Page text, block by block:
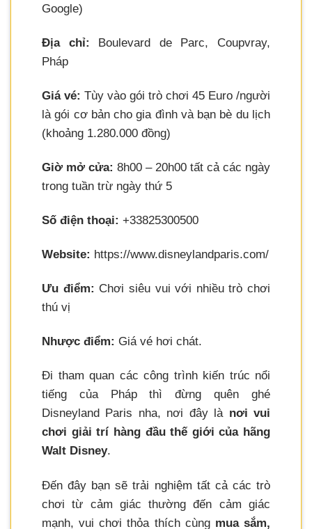
Google)
Địa chỉ: Boulevard de Parc, Coupvray,
Pháp
Giá vé: Tùy vào gói trò chơi 45 Euro /người
là gói cơ bản cho gia đình và bạn bè du lịch
(khoảng 1.280.000 đồng)
Giờ mở cửa: 8h00 – 20h00 tất cả các ngày
trong tuần trừ ngày thứ 5
Số điện thoại: +33825300500
Website: https://www.disneylandparis.com/
Ưu điểm: Chơi siêu vui với nhiều trò chơi
thú vị
Nhược điểm: Giá vé hơi chát.
Đi tham quan các công trình kiến trúc nổi
tiếng của Pháp thì đừng quên ghé
Disneyland Paris nha, nơi đây là nơi vui
chơi giải trí hàng đầu thế giới của hãng
Walt Disney.
Đến đây bạn sẽ trải nghiệm tất cả các trò
chơi từ cảm giác thường đến cảm giác
mạnh, vui chơi thỏa thích cùng mua sắm,